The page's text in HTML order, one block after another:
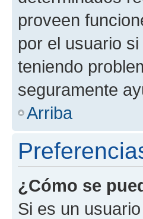
proveen
por el usuario
teniendo
seguramente
Arriba
¿Cómo se
Si es un